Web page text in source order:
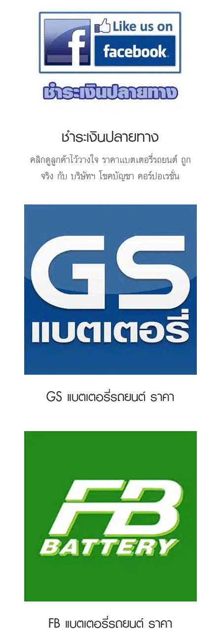
ชำระเงินปลายทาง
คลิกดูลูกค้าไว้วางใจ ราคาแบตเตอรี่รถยนต์ถูก
จริง กับ บริษัทฯ โชคบัญชา คอร์ปอเรชั่น
GS แบตเตอรี่รถยนต์ ราคา
FB แบตเตอรี่รถยนต์ ราคา